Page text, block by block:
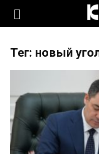
KLOOP.KG
Новости
Кыргызстана
Тег: новый